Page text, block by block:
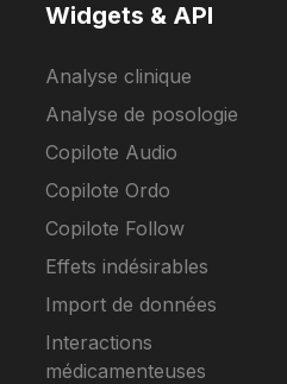
Widgets & API
Analyse clinique
Analyse de posologie
Copilote Audio
Copilote Ordo
Copilote Follow
Effets indésirables
Import de données
Interactions
médicamenteuses